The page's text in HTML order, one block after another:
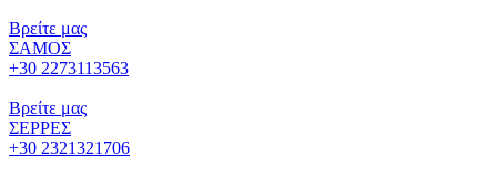
Βρείτε μας
ΣΑΜΟΣ
+30 2273113563
Βρείτε μας
ΣΕΡΡΕΣ
+30 2321321706